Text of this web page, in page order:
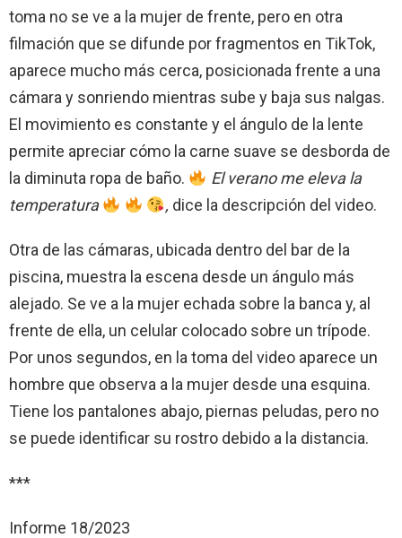
toma no se ve a la mujer de frente, pero en otra
filmación que se difunde por fragmentos en TikTok,
aparece mucho más cerca, posicionada frente a una
cámara y sonriendo mientras sube y baja sus nalgas.
El movimiento es constante y el ángulo de la lente
permite apreciar cómo la carne suave se desborda de
la diminuta ropa de baño.
El verano me eleva la
temperatura
, dice la descripción del video.
Otra de las cámaras, ubicada dentro del bar de la
piscina, muestra la escena desde un ángulo más
alejado. Se ve a la mujer echada sobre la banca y, al
frente de ella, un celular colocado sobre un trípode.
Por unos segundos, en la toma del video aparece un
hombre que observa a la mujer desde una esquina.
Tiene los pantalones abajo, piernas peludas, pero no
se puede identificar su rostro debido a la distancia.
***
Informe 18/2023